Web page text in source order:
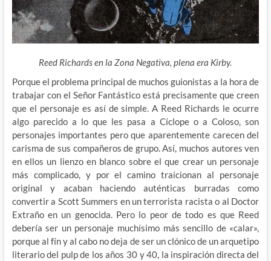
Reed Richards en la Zona Negativa, plena era Kirby.
Porque el problema principal de muchos guionistas a la hora de
trabajar con el Señor Fantástico está precisamente que creen
que el personaje es así de simple. A Reed Richards le ocurre
algo parecido a lo que les pasa a Cíclope o a Coloso, son
personajes importantes pero que aparentemente carecen del
carisma de sus compañeros de grupo. Así, muchos autores ven
en ellos un lienzo en blanco sobre el que crear un personaje
más complicado, y por el camino traicionan al personaje
original y acaban haciendo auténticas burradas como
convertir a Scott Summers en un terrorista racista o al Doctor
Extraño en un genocida. Pero lo peor de todo es que Reed
debería ser un personaje muchísimo más sencillo de «calar»,
porque al fín y al cabo no deja de ser un clónico de un arquetipo
literario del pulp de los años 30 y 40, la inspiración directa del